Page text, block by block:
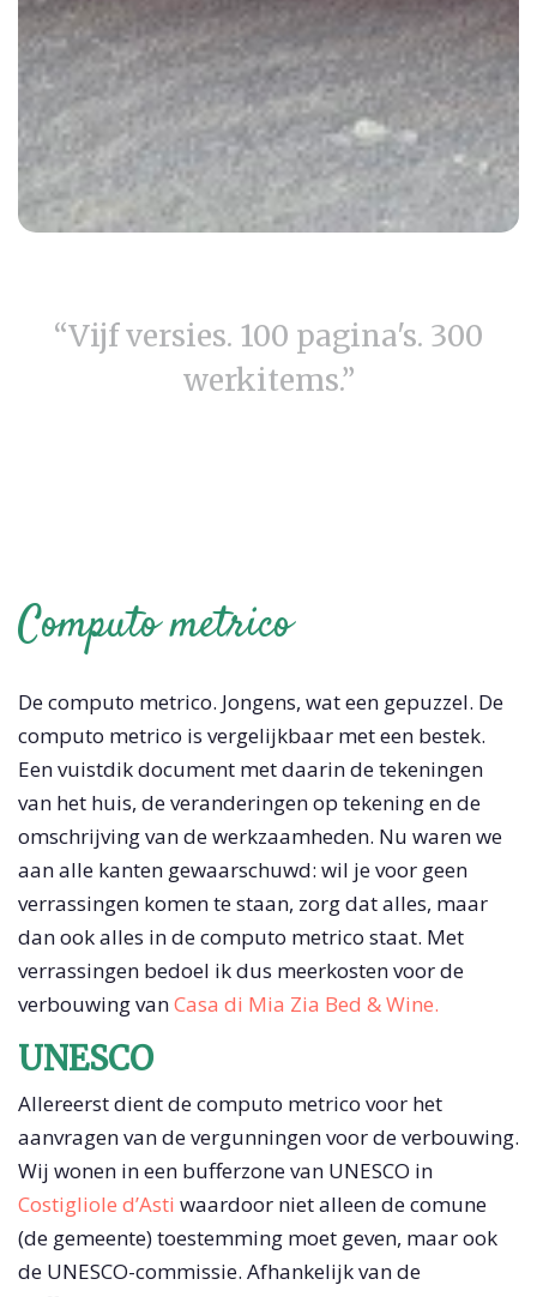
“Vijf versies. 100 pagina's. 300
werkitems.”
Computo metrico
De computo metrico. Jongens, wat een gepuzzel. De
computo metrico is vergelijkbaar met een bestek.
Een vuistdik document met daarin de tekeningen
van het huis, de veranderingen op tekening en de
omschrijving van de werkzaamheden. Nu waren we
aan alle kanten gewaarschuwd: wil je voor geen
verrassingen komen te staan, zorg dat alles, maar
dan ook alles in de computo metrico staat. Met
verrassingen bedoel ik dus meerkosten voor de
verbouwing vanCasa di Mia Zia Bed & Wine.
UNESCO
Allereerst dient de computo metrico voor het
aanvragen van de vergunningen voor de verbouwing.
Wij wonen in een bufferzone van UNESCO in
Costigliole d’Asti waardoor niet alleen de comune
(de gemeente) toestemming moet geven, maar ook
de UNESCO-commissie. Afhankelijk van de